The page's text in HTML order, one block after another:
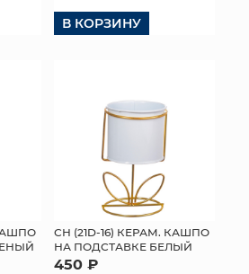
В КОРЗИНУ
СН (21D-16) КЕРАМ. КАШПО
НА ПОДСТАВКЕ БЕЛЫЙ
450 ₽